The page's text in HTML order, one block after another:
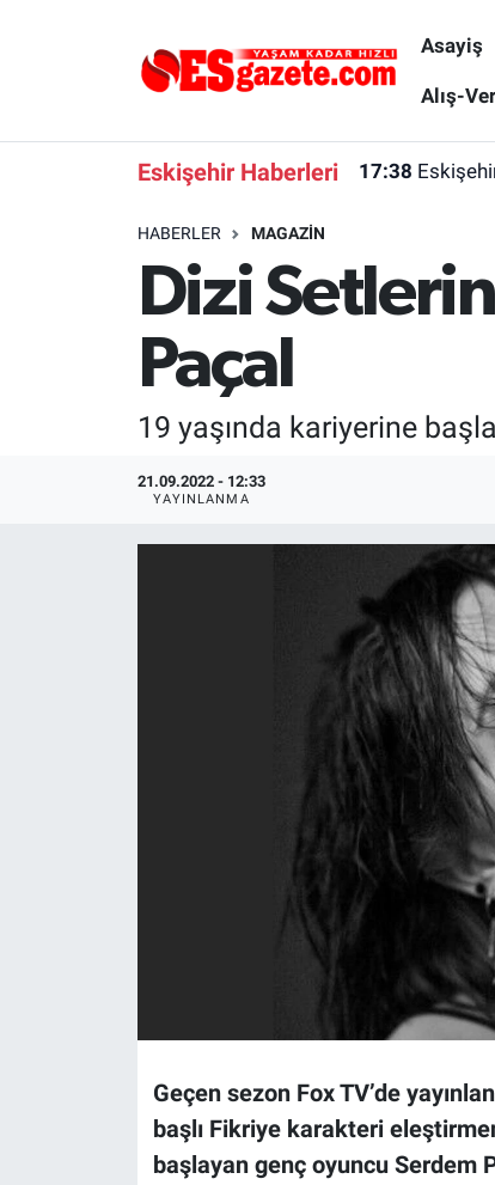
Asayiş
Alış-
Eskişehir Haberleri 17:38
HABERLER MAGAZIN
Dizi
Paçal
19 yaşında kariyerine
21.09.2022 - 12:33
YAYINLANMA
Geçen sezon Fox TV’de
başlı Fikriye karakteri
başlayan genç oyuncu Serdem
Eskişehirspor Arşivi
Eskişehir Arşivi
Eskişehir Nöbetçi Eczaneler
Süper Lig Puan Durumu ve Fikstür
Tüm Manşetler
Son Dakika Haberleri